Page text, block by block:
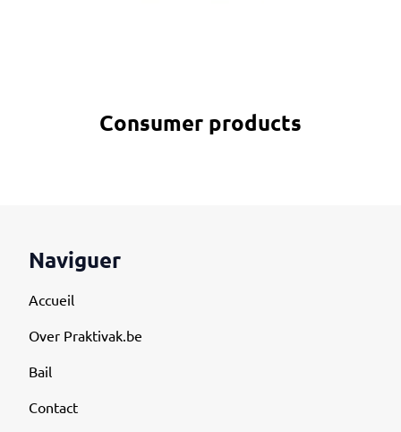
Consumer products
Naviguer
Accueil
Over Praktivak.be
Bail
Contact